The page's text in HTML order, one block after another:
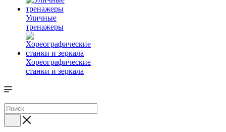
Уличные
тренажеры
Хореографические
станки и зеркала